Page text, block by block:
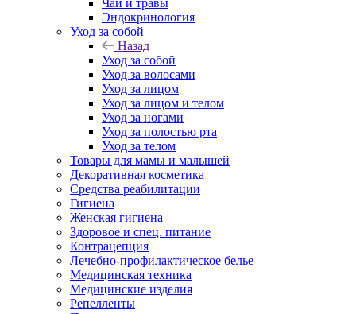
Чаи и травы
Эндокринология
Уход за собой
Назад
Уход за собой
Уход за волосами
Уход за лицом
Уход за лицом и телом
Уход за ногами
Уход за полостью рта
Уход за телом
Товары для мамы и малышей
Декоративная косметика
Средства реабилитации
Гигиена
Женская гигиена
Здоровое и спец. питание
Контрацепция
Лечебно-профилактическое белье
Медицинская техника
Медицинские изделия
Репелленты